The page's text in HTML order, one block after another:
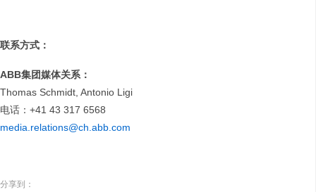
联系方式：
ABB集团媒体关系：
Thomas Schmidt, Antonio Ligi
电话：+41 43 317 6568
media.relations@ch.abb.com
分享到：